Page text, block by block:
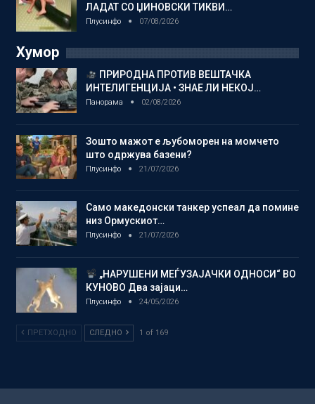
ЛАДАТ СО ЏИНОВСКИ ТИКВИ…
Плусинфо 07/08/2026
Хумор
ПРИРОДНА ПРОТИВ ВЕШТАЧКА
ИНТЕЛИГЕНЦИЈА • ЗНАЕ ЛИ НЕКОЈ…
Панорама 02/08/2026
Зошто мажот е љубоморен на момчето
што одржува базени?
Плусинфо 21/07/2026
Само македонски танкер успеал да помине
низ Ормускиот…
Плусинфо 21/07/2026
„НАРУШЕНИ МЕЃУЗАЈАЧКИ ОДНОСИ“ ВО
КУНОВО Два зајаци…
Плусинфо 24/05/2026
ПРЕТХОДНО СЛЕДНО 1 of 169